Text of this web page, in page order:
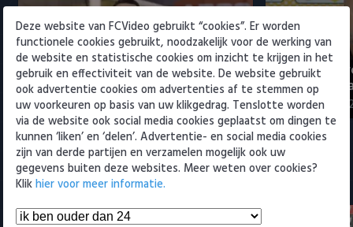
PEC Zwolle
PSV
Roda JC
SC Heerenveen
Sparta
PSV presenteert Filip Kostic:
ervaren Serviër tekent voor t…
6 augustus 2026 16:30
Rampstart
voor
3 augustus
Meest bekeken
Deze website van FCVideo gebruikt “cookies”. Er worden
functionele cookies gebruikt, noodzakelijk voor de werking van
de website en statistische cookies om inzicht te krijgen in het
gebruik en effectiviteit van de website. De website gebruikt
ook advertentie cookies om advertenties af te stemmen op
uw voorkeuren op basis van uw klikgedrag. Tenslotte worden
via de website ook social media cookies geplaatst om dingen te
kunnen ‘liken’ en ‘delen’. Advertentie- en social media cookies
zijn van derde partijen en verzamelen mogelijk ook uw
gegevens buiten deze websites. Meer weten over cookies?
Klikhier voor meer informatie.